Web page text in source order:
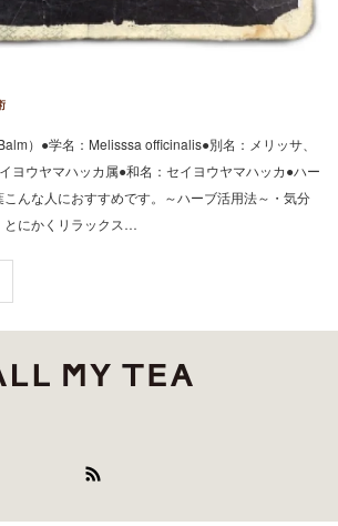
）●学名：Melisssa officinalis●別名：メリッサ、
ヨウヤマハッカ属●和名：セイヨウヤマハッカ●ハー
んな人におすすめです。～ハーブ活用法～・気分
とにかくリラックス…